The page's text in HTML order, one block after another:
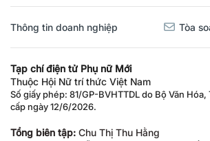
Thông tin doanh nghiệp Tòa
Tạp chí điện tử Phụ nữ Mới
Thuộc Hội Nữ trí thức Việt Nam
Số giấy phép: 81/GP-BVHTTDL do Bộ Văn Hóa,
cấp ngày 12/6/2026.
Tổng biên tập: Chu Thị Thu Hằng